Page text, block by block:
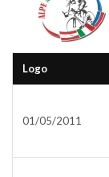
Logo
01/05/2011